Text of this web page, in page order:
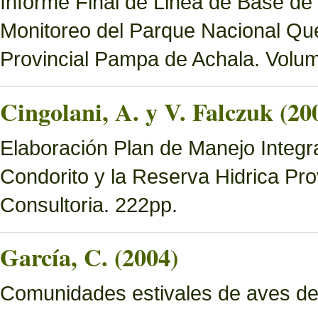
Monitoreo del Parque Nacional
Provincial Pampa de Achala.
Cingolani, A. y V. Falczuk
Elaboración Plan de Manejo
Condorito y la Reserva Hidrica
Consultoria. 222pp.
García, C. (2004)
Comunidades estivales de aves